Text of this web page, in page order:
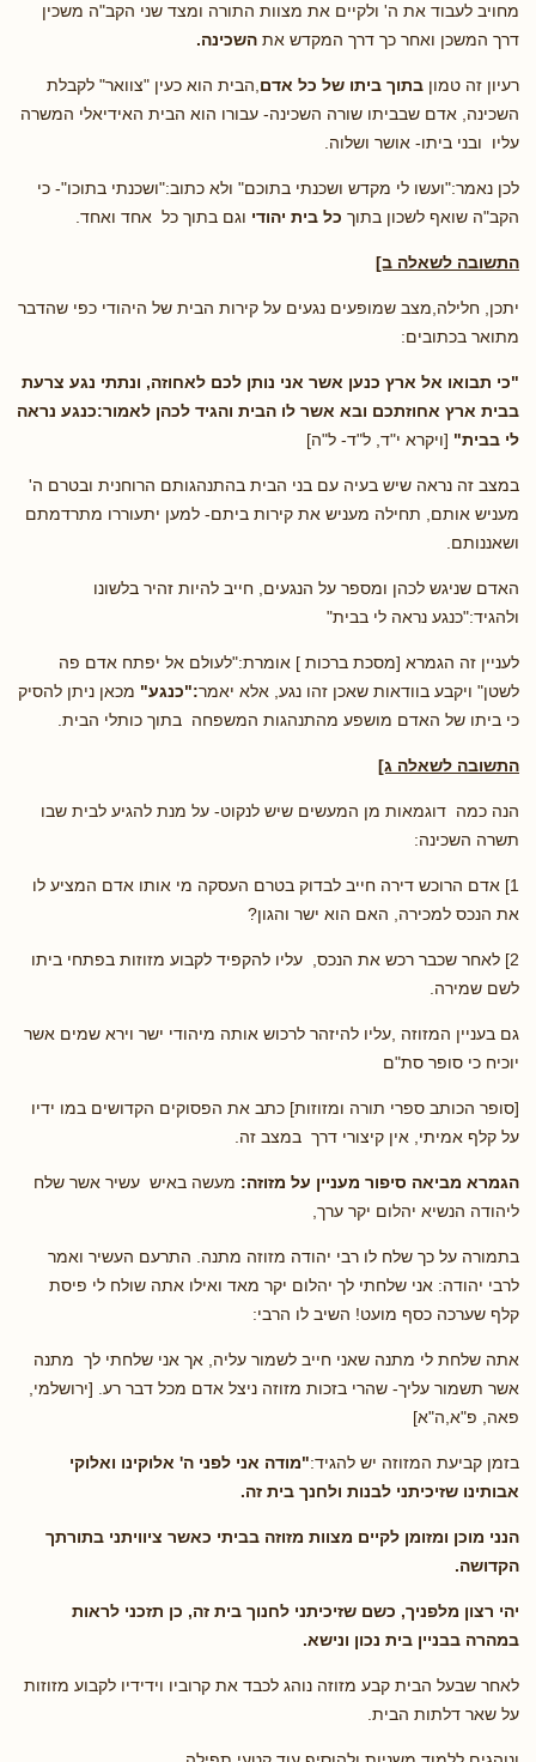
מחויב לעבוד את ה' ולקיים את מצוות התורה ומצד שני הקב"ה משכין
דרך המשכן ואחר כך דרך המקדש את השכינה.
רעיון זה טמון בתוך ביתו של כל אדם ,הבית הוא כעין "צוואר" לקבלת
השכינה, אדם שבביתו שורה השכינה- עבורו הוא הבית האידיאלי המשרה
עליו ובני ביתו- אושר ושלוה.
לכן נאמר:"ועשו לי מקדש ושכנתי בתוכם" ולא כתוב:"ושכנתי בתוכו"- כי
הקב"ה שואף לשכון בתוך כל בית יהודי וגם בתוך כל אחד ואחד.
התשובה לשאלה ב]
יתכן, חלילה,מצב שמופעים נגעים על קירות הבית של היהודי כפי שהדבר
מתואר בכתובים:
"כי תבואו אל ארץ כנען אשר אני נותן לכם לאחוזה, ונתתי נגע צרעת
בבית ארץ אחוזתכם ובא אשר לו הבית והגיד לכהן לאמור:כנגע נראה
לי בבית" [ויקרא י"ד, ל"ד- ל"ה]
במצב זה נראה שיש בעיה עם בני הבית בהתנהגותם הרוחנית ובטרם ה'
מעניש אותם, תחילה מעניש את קירות ביתם- למען יתעוררו מתרדמתם
ושאננותם.
האדם שניגש לכהן ומספר על הנגעים, חייב להיות זהיר בלשונו
ולהגיד:"כנגע נראה לי בבית"
לעניין זה הגמרא [מסכת ברכות ] אומרת:"לעולם אל יפתח אדם פה
לשטן" ויקבע בוודאות שאכן זהו נגע, אלא יאמר:"כנגע" מכאן ניתן להסיק
כי ביתו של האדם מושפע מהתנהגות המשפחה בתוך כותלי הבית.
התשובה לשאלה ג]
הנה כמה דוגמאות מן המעשים שיש לנקוט- על מנת להגיע לבית שבו
תשרה השכינה:
1] אדם הרוכש דירה חייב לבדוק בטרם העסקה מי אותו אדם המציע לו
את הנכס למכירה, האם הוא ישר והגון?
2] לאחר שכבר רכש את הנכס, עליו להקפיד לקבוע מזוזות בפתחי ביתו
לשם שמירה.
גם בעניין המזוזה ,עליו להיזהר לרכוש אותה מיהודי ישר וירא שמים אשר
יוכיח כי סופר סת"ם
[סופר הכותב ספרי תורה ומזוזות] כתב את הפסוקים הקדושים במו ידיו
על קלף אמיתי, אין קיצורי דרך במצב זה.
הגמרא מביאה סיפור מעניין על מזוזה: מעשה באיש עשיר אשר שלח
ליהודה הנשיא יהלום יקר ערך,
בתמורה על כך שלח לו רבי יהודה מזוזה מתנה. התרעם העשיר ואמר
לרבי יהודה: אני שלחתי לך יהלום יקר מאד ואילו אתה שולח לי פיסת
קלף שערכה כסף מועט! השיב לו הרבי:
אתה שלחת לי מתנה שאני חייב לשמור עליה, אך אני שלחתי לך מתנה
אשר תשמור עליך- שהרי בזכות מזוזה ניצל אדם מכל דבר רע. [ירושלמי,
פאה, פ"א,ה"א]
בזמן קביעת המזוזה יש להגיד:"מודה אני לפני ה' אלוקינו ואלוקי
אבותינו שזיכיתני לבנות ולחנך בית זה.
הנני מוכן ומזומן לקיים מצוות מזוזה בביתי כאשר ציוויתני בתורתך
הקדושה.
יהי רצון מלפניך, כשם שזיכיתני לחנוך בית זה, כן תזכני לראות
במהרה בבניין בית נכון ונישא.
לאחר שבעל הבית קבע מזוזה נוהג לכבד את קרוביו וידידיו לקבוע מזוזות
על שאר דלתות הבית.